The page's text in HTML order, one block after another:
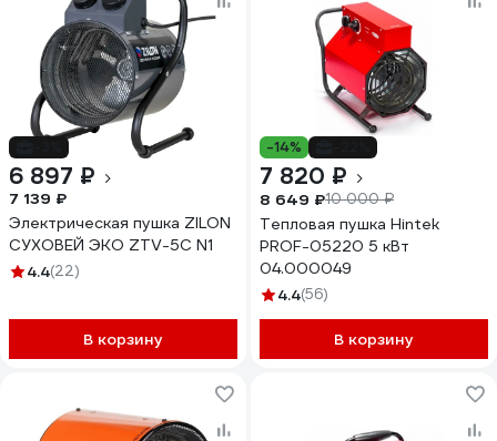
6 897 ₽
7 139 ₽
Электрическая пушка ZILON
СУХОВЕЙ ЭКО ZTV-5C N1
4.4(22)
В корзину
-14%
7 820 ₽
8 649 ₽10 000 ₽
Тепловая пушка Hintek
PROF-05220 5 кВт
04.000049
4.4(56)
В корзину